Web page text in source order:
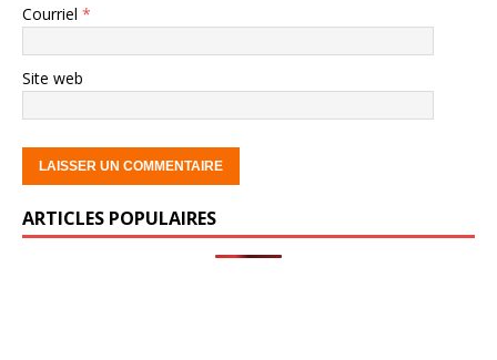
Courriel *
Site web
ARTICLES POPULAIRES